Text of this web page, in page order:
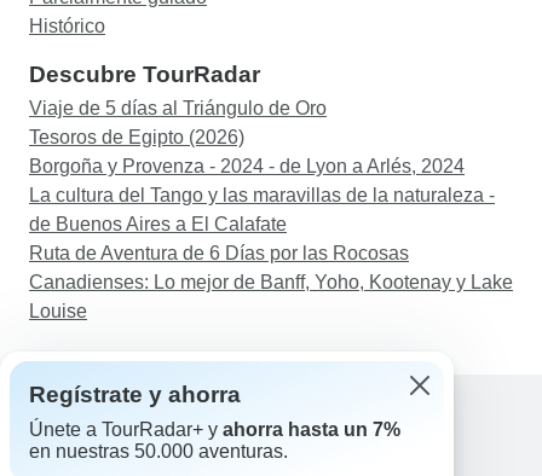
Histórico
Descubre TourRadar
Viaje de 5 días al Triángulo de Oro
Tesoros de Egipto (2026)
Borgoña y Provenza - 2024 - de Lyon a Arlés, 2024
La cultura del Tango y las maravillas de la naturaleza -
de Buenos Aires a El Calafate
Ruta de Aventura de 6 Días por las Rocosas
Canadienses: Lo mejor de Banff, Yoho, Kootenay y Lake
Louise
Ayuda
Regístrate y ahorra
Únete a TourRadar+ y ahorra hasta un 7%
en nuestras 50.000 aventuras.